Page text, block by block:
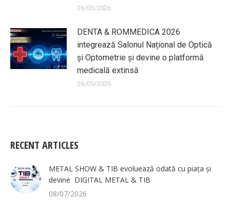
26/05/2026
DENTA & ROMMEDICA 2026
integrează Salonul Național de Optică
și Optometrie și devine o platformă
medicală extinsă
26/05/2026
RECENT ARTICLES
METAL SHOW & TIB evoluează odată cu piața și
devine DIGITAL METAL & TIB
08/07/2026